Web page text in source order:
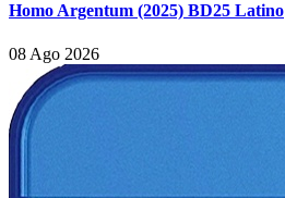
Homo Argentum (2025) BD25 Latino
08 Ago 2026